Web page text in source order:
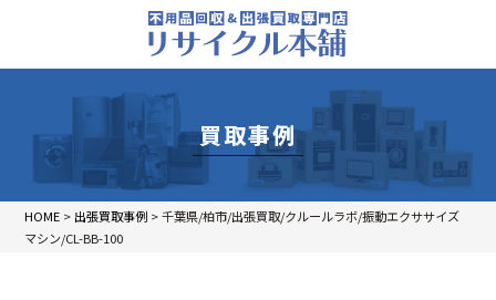
買取事例
HOME > 出張買取事例 >千葉県/柏市/出張買取/クルールラボ/振動エクササイズ
マシン/CL-BB-100